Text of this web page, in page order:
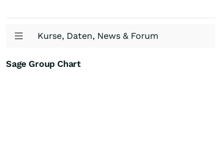
Kurse, Daten, News & Forum
Sage Group Chart